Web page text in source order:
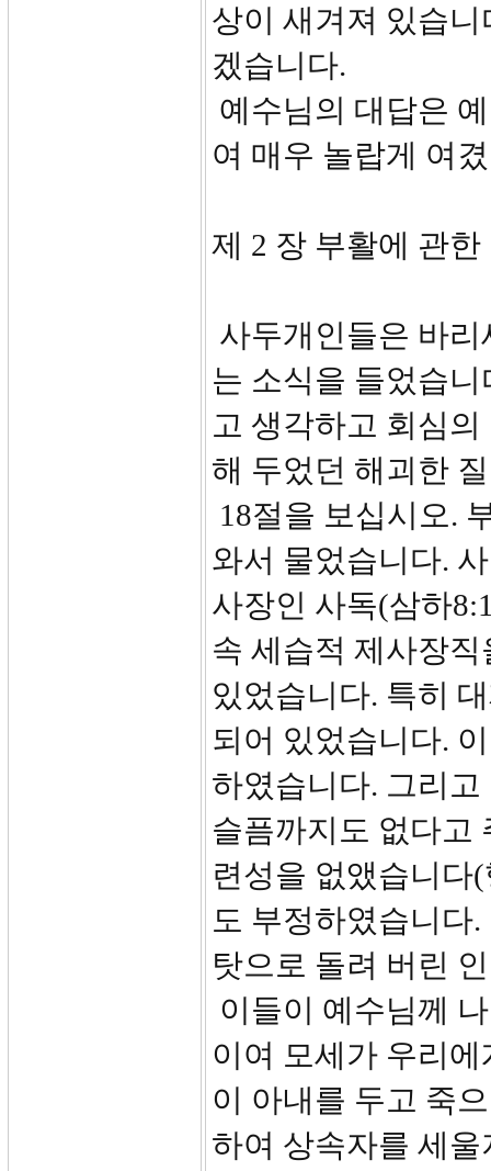
상이 새겨져 있습
겠습니다.
예수님의 대답은
여 매우 놀랍게 여
제 2 장 부활에 관한
사두개인들은 바
는 소식을 들었습
고 생각하고 회심
해 두었던 해괴한
18절을 보십시오.
와서 물었습니다.
사장인 사독(삼하
속 세습적 제사장
있었습니다. 특히
되어 있었습니다.
하였습니다. 그리
슬픔까지도 없다고
련성을 없앴습니다
도 부정하였습니다
탓으로 돌려 버린
이들이 예수님께
이여 모세가 우리
이 아내를 두고 죽
하여 상속자를 세